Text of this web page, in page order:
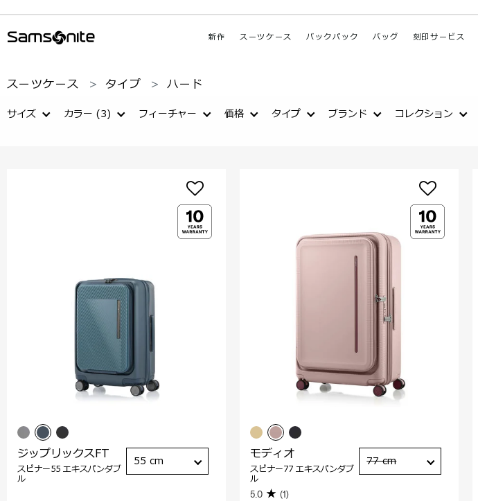
新作 スーツケース バックパック バッグ 刻印サービス
スーツケース タイプ ハード
サイズ カラー (3) フィーチャー 価格 ブランド コレクション
タイプ
ジップリックスFT
スピナー55 エキスパンダブ
ル
55 cm モディオ
スピナー77 エキスパンダブ
ル
5.0 (1)
77 cm